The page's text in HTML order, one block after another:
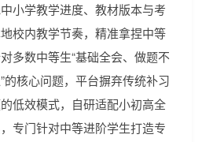
小学教学进度、教材版本与考
校内教学节奏，精准拿捏中等
多数中等生“基础全会、做题不
核心问题，平台摒弃传统补习
低效模式，自研适配小初高全
专门针对中等进阶学生打造专